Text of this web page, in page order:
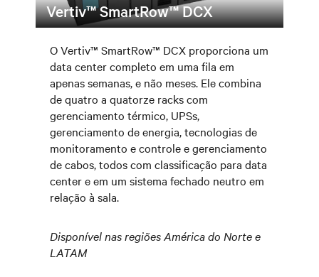
Vertiv™ SmartRow™ DCX
O Vertiv™ SmartRow™ DCX proporciona um
data center completo em uma fila em
apenas semanas, e não meses. Ele combina
de quatro a quatorze racks com
gerenciamento térmico, UPSs,
gerenciamento de energia, tecnologias de
monitoramento e controle e gerenciamento
de cabos, todos com classificação para data
center e em um sistema fechado neutro em
relação à sala.
Disponível nas regiões América do Norte e
LATAM